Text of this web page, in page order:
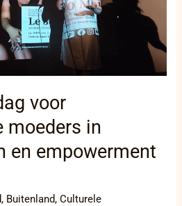
voor
moeders in
en empowerment
, Buitenland,Culturele